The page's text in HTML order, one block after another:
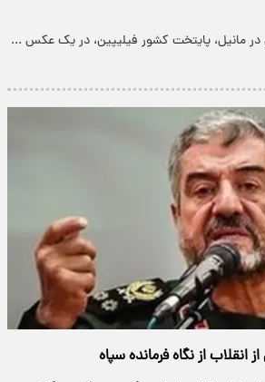
در مانیل، پایتخت کشور فیلیپین، در یک عکس ...
از نگاه فرمانده سپاه